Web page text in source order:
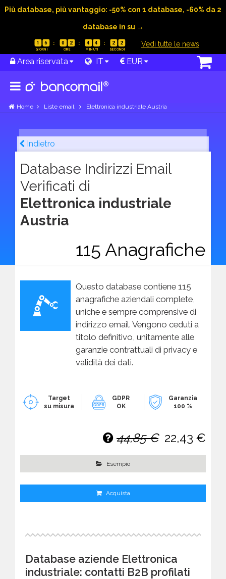
Più database, più vantaggio: -50% con 1 database, -60% da 2
database in su →
1 6 0 2 4 4 2 1 Vedi tutte le news
Area riservata IT EUR
Home Liste email Elettronica industriale Austria
Indietro
Database Indirizzi Email
Verificati di
Elettronica industriale
Austria
115 Anagrafiche
Questo database contiene 115
anagrafiche aziendali complete,
uniche e sempre comprensive di
indirizzo email. Vengono ceduti a
titolo definitivo, unitamente alle
garanzie contrattuali di privacy e
validità dei dati.
Target
su misura
GDPR
OK
Garanzia
100 %
44,85 € 22,43 €
Esempio
Acquista
Database aziende Elettronica
industriale: contatti B2B profilati